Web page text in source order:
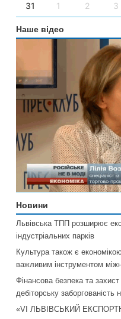
31
1 2 3
Наше відео
Новини
Львівська ТПП розширює
індустріальних парків
Культура також є
важливим інструментом
Фінансова безпека та
дебіторську
«VI ЛЬВІВСЬКИЙ